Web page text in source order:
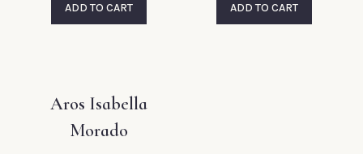
ADD TO CART ADD TO CART
Aros Isabella
Morado